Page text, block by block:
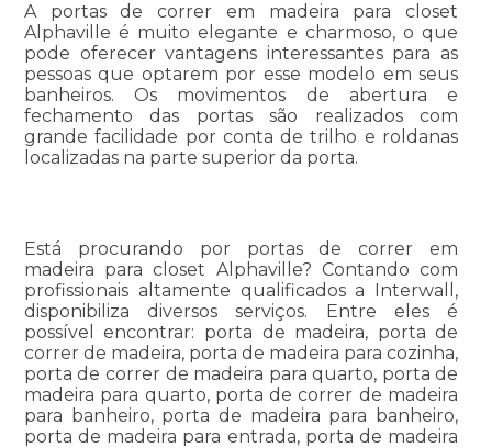
A portas de correr em madeira para closet
Alphaville é muito elegante e charmoso, o que
pode oferecer vantagens interessantes para as
pessoas que optarem por esse modelo em seus
banheiros. Os movimentos de abertura e
fechamento das portas são realizados com
grande facilidade por conta de trilho e roldanas
localizadas na parte superior da porta.
Está procurando por portas de correr em
madeira para closet Alphaville? Contando com
profissionais altamente qualificados a Interwall,
disponibiliza diversos serviços. Entre eles é
possível encontrar: porta de madeira, porta de
correr de madeira, porta de madeira para cozinha,
porta de correr de madeira para quarto, porta de
madeira para quarto, porta de correr de madeira
para banheiro, porta de madeira para banheiro,
porta de madeira para entrada, porta de madeira